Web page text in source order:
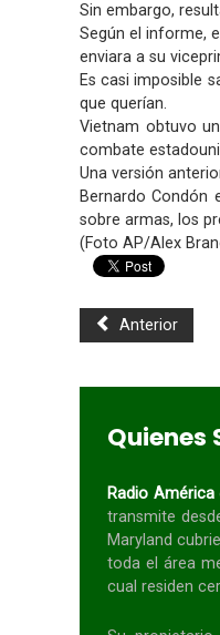
Sin embargo,
Según el informe,
enviara a su
Es casi imposible
que querían.
Vietnam obtuvo
combate
Una versión
Bernardo Condón
sobre armas, los
(Foto AP/Alex
Anterior
Quienes
Radio América
transmite
Maryland
toda el área
cual residen